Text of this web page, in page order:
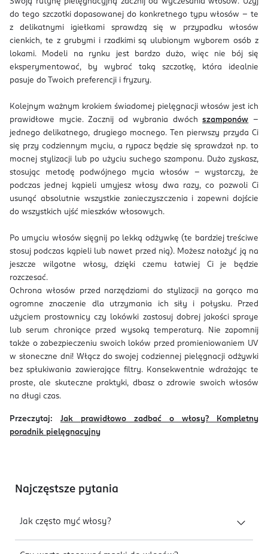
do tego szczotki dopasowanej do konkretnego typu włosów – te
z delikatnymi igiełkami sprawdzą się w przypadku włosów
cienkich, te z grubymi i rzadkimi są ulubionym wyborem osób z
lokami. Modeli na rynku jest bardzo dużo, więc nie bój się
eksperymentować, by wybrać taką szczotkę, która idealnie
pasuje do Twoich preferencji i fryzury.
Kolejnym ważnym krokiem świadomej pielęgnacji włosów jest ich
prawidłowe mycie. Zacznij od wybrania dwóchszamponów –
jednego delikatnego, drugiego mocnego. Ten pierwszy przyda Ci
się przy codziennym myciu, a rypacz będzie się sprawdzał np. to
mocnej stylizacji lub po użyciu suchego szamponu. Dużo zyskasz,
stosując metodę podwójnego mycia włosów – wystarczy, że
podczas jednej kąpieli umyjesz włosy dwa razy, co pozwoli Ci
usunąć absolutnie wszystkie zanieczyszczenia i zapewni dojście
do wszystkich ujść mieszków włosowych.
Po umyciu włosów sięgnij po lekką odżywkę (te bardziej treściwe
stosuj podczas kąpieli lub nawet przed nią). Możesz nałożyć ją na
jeszcze wilgotne włosy, dzięki czemu łatwiej Ci je będzie
rozczesać.
Ochrona włosów przed narzędziami do stylizacji na gorąco ma
ogromne znaczenie dla utrzymania ich siły i połysku. Przed
użyciem prostownicy czy lokówki zastosuj dobrej jakości spraye
lub serum chroniące przed wysoką temperaturą. Nie zapomnij
także o zabezpieczeniu swoich loków przed promieniowaniem UV
w słoneczne dni! Włącz do swojej codziennej pielęgnacji odżywki
bez spłukiwania zawierające filtry. Konsekwentnie wdrażając te
proste, ale skuteczne praktyki, dbasz o zdrowie swoich włosów
na długi czas.
Przeczytaj:
Jak prawidłowo zadbać o włosy? Kompletny
poradnik pielęgnacyjny
Najczęstsze pytania
Jak często myć włosy?